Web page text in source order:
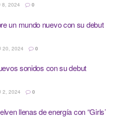
8, 2024 0
un mundo nuevo con su debut
20, 2024 0
sonidos con su debut
2, 2024 0
llenas de energía con “Girls’